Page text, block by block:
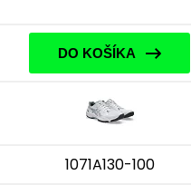
DO KOŠÍKA
1071A130-100